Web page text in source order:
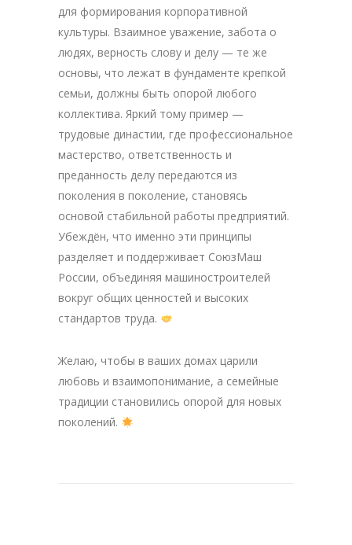
для формирования корпоративной
культуры. Взаимное уважение, забота о
людях, верность слову и делу — те же
основы, что лежат в фундаменте крепкой
семьи, должны быть опорой любого
коллектива. Яркий тому пример —
трудовые династии, где профессиональное
мастерство, ответственность и
преданность делу передаются из
поколения в поколение, становясь
основой стабильной работы предприятий.
Убеждён, что именно эти принципы
разделяет и поддерживает СоюзМаш
России, объединяя машиностроителей
вокруг общих ценностей и высоких
стандартов труда.
Желаю, чтобы в ваших домах царили
любовь и взаимопонимание, а семейные
традиции становились опорой для новых
поколений.